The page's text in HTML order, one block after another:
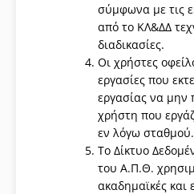
σύμφωνα με τις
από το ΚΛ&ΔΔ
διαδικασίες.
Οι χρήστες
εργασίες που
εργασίας να μην
χρήστη που
εν λόγω σταθμού.
Το Δίκτυο
του Α.Π.Θ.
ακαδημαϊκές και